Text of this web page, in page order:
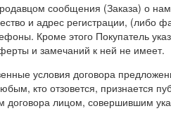
сообщения (Заказа) о
и адрес регистрации, (либо
Кроме этого Покупатель
и замечаний к ней не имеет.
условия договора
кто отзовется,
договора лицом, совершившим